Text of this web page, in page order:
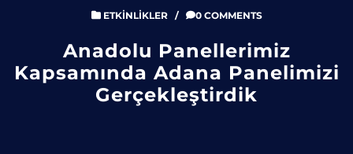
ETKINLIKLER/ 0 COMMENTS
Anadolu Panellerimiz
Kapsamında Adana Panelimizi
Gerçekleştirdik